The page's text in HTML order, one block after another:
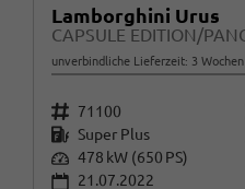
Lamborghini Urus
unverbindliche Lieferzeit: 3 Wochen
Fahrzeugnr. 71100
Kraftstoff Super Plus
Leistung 478 kW (650 PS)
21.07.2022